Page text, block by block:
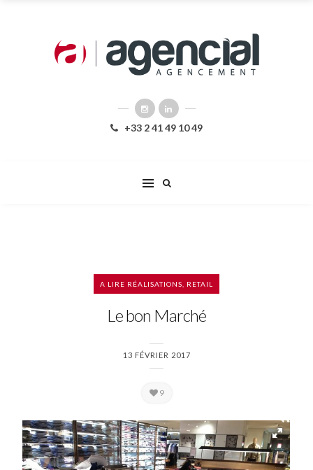
+33 2 41 49 10 49
A LIRE RÉALISATIONS RETAIL
Le bon Marché
13 FÉVRIER 2017
9